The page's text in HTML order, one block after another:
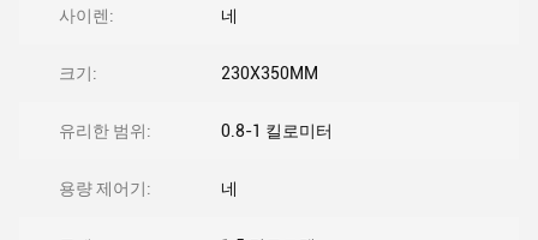
사이렌: 네
크기: 230X350MM
유리한 범위: 0.8-1 킬로미터
용량 제어기: 네